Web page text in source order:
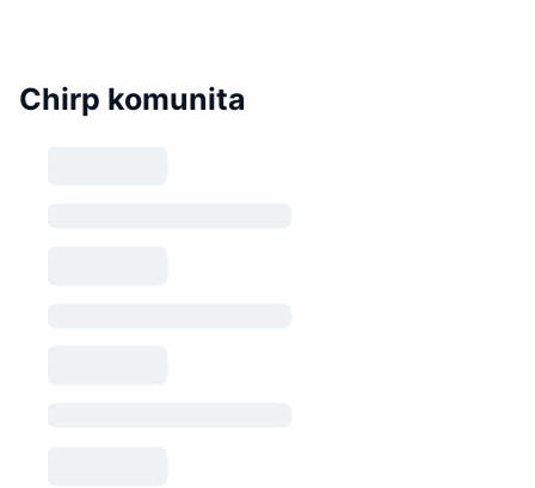
Chirp komunita